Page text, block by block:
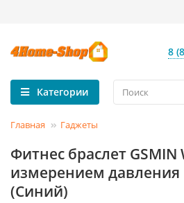
8
Категории
Главная Гаджеты
Фитнес браслет GSMIN
измерением давления
(Синий)